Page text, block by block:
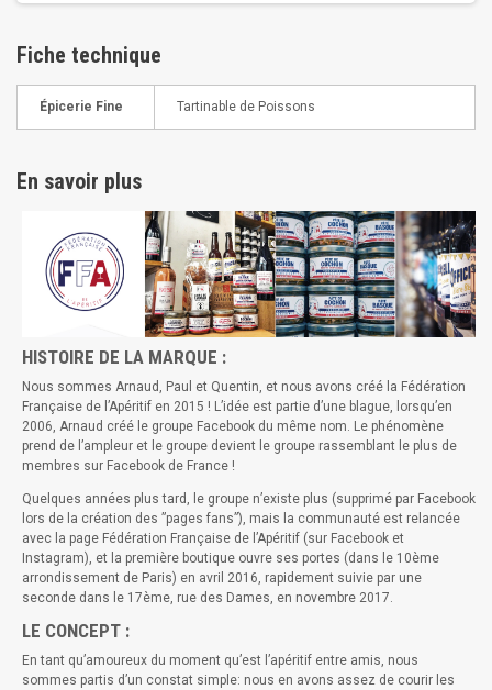
Fiche technique
Épicerie Fine Tartinable de Poissons
En savoir plus
HISTOIRE DE LA MARQUE :
Nous sommes Arnaud, Paul et Quentin, et nous avons créé la Fédération
Française de l’Apéritif en 2015 ! L’idée est partie d’une blague, lorsqu’en
2006, Arnaud créé le groupe Facebook du même nom. Le phénomène
prend de l’ampleur et le groupe devient le groupe rassemblant le plus de
membres sur Facebook de France !
Quelques années plus tard, le groupe n’existe plus (supprimé par Facebook
lors de la création des ”pages fans”), mais la communauté est relancée
avec la page Fédération Française de l’Apéritif (sur Facebook et
Instagram), et la première boutique ouvre ses portes (dans le 10ème
arrondissement de Paris) en avril 2016, rapidement suivie par une
seconde dans le 17ème, rue des Dames, en novembre 2017.
LE CONCEPT :
En tant qu’amoureux du moment qu’est l’apéritif entre amis, nous
sommes partis d’un constat simple: nous en avons assez de courir les